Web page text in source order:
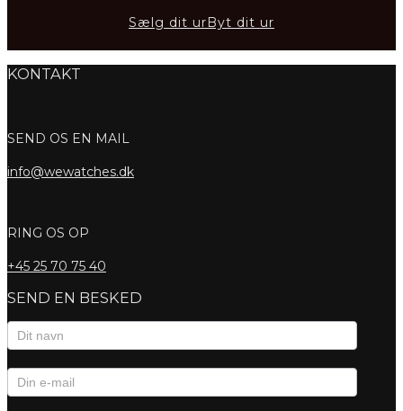
Sælg dit urByt dit ur
KONTAKT
SEND OS EN MAIL
info@wewatches.dk
RING OS OP
+45 25 70 75 40
SEND EN BESKED
Kontaktformular